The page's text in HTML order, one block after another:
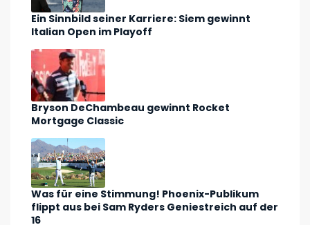
Ein Sinnbild seiner Karriere: Siem gewinnt
Italian Open im Playoff
Bryson DeChambeau gewinnt Rocket
Mortgage Classic
Was für eine Stimmung! Phoenix-Publikum
flippt aus bei Sam Ryders Geniestreich auf der
16